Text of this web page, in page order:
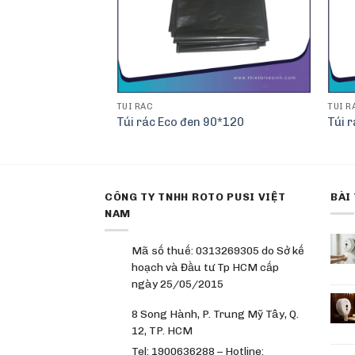
TÚI RÁC
Túi rác Eco đen 90*120
TÚI
Túi
CÔNG TY TNHH ROTO PUSI VIỆT
NAM
Mã số thuế: 0313269305 do Sở kế
hoạch và Đầu tư Tp HCM cấp
ngày 25/05/2015
8 Song Hành, P. Trung Mỹ Tây, Q.
12, TP. HCM
Tel: 1900636288 – Hotline:
BÀI